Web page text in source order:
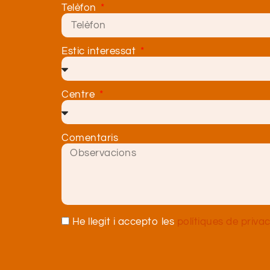
Telèfon
Estic interessat
Centre
Comentaris
He llegit i accepto les polítiques de